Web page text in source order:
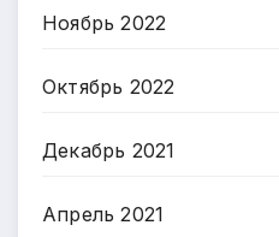
Ноябрь 2022
Октябрь 2022
Декабрь 2021
Апрель 2021